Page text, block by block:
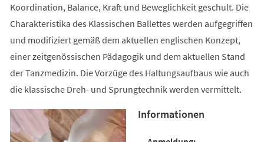
Koordination, Balance, Kraft und Beweglichkeit geschult. Die
Charakteristika des Klassischen Ballettes werden aufgegriffen
und modifiziert gemäß dem aktuellen englischen Konzept,
einer zeitgenössischen Pädagogik und dem aktuellen Stand
der Tanzmedizin. Die Vorzüge des Haltungsaufbaus wie auch
die klassische Dreh- und Sprungtechnik werden vermittelt.
Informationen